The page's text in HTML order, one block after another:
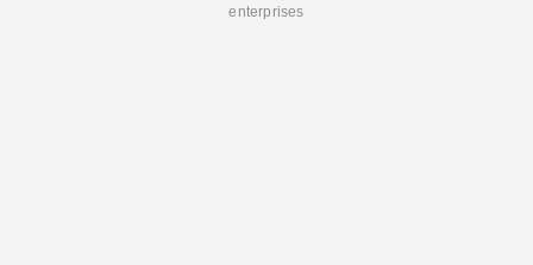
enterprises